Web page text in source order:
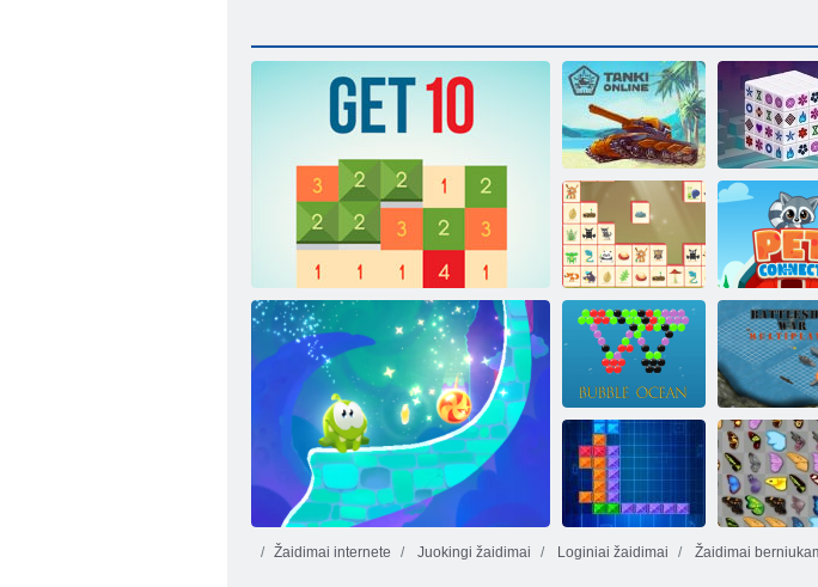
Gauk 10
„Tanki Online“
Mahjong
Medienos
„Mahjong
Connect“
Pet
Burbulas
vandenynas
Karo laivo
Žaidimai internete Juokingi žaidimai Loginiai žaidimai Žaidimai